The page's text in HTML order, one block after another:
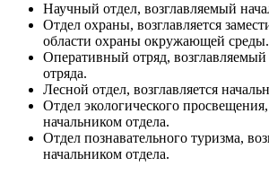
Научный отдел, возглавляемый
Отдел охраны, возглавляется
области охраны окружающей среды.
Оперативный отряд, возглавляемый
отряда.
Лесной отдел, возглавляется
Отдел экологического
начальником отдела.
Отдел познавательного туризма,
начальником отдела.